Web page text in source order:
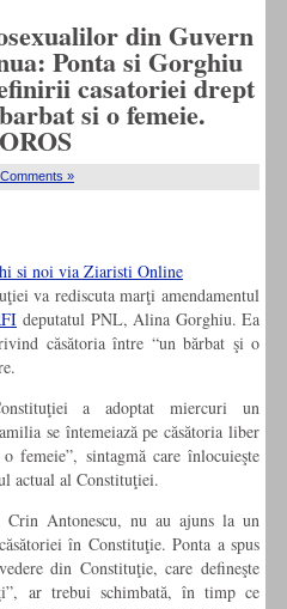
din Guvern
Ponta si Gorghiu
casatoriei drept
si o femeie.
»
va rediscuta marţi amendamentul
deputatul PNL, Alina Gorghiu. Ea
căsătoria între “un bărbat şi o
a adoptat miercuri un
se întemeiază pe căsătoria liber
femeie”, sintagmă care înlocuieşte
actual al Constituţiei.
Antonescu, nu au ajuns la un
în Constituţie. Ponta a spus
din Constituţie, care defineşte
ar trebui schimbată, în timp ce